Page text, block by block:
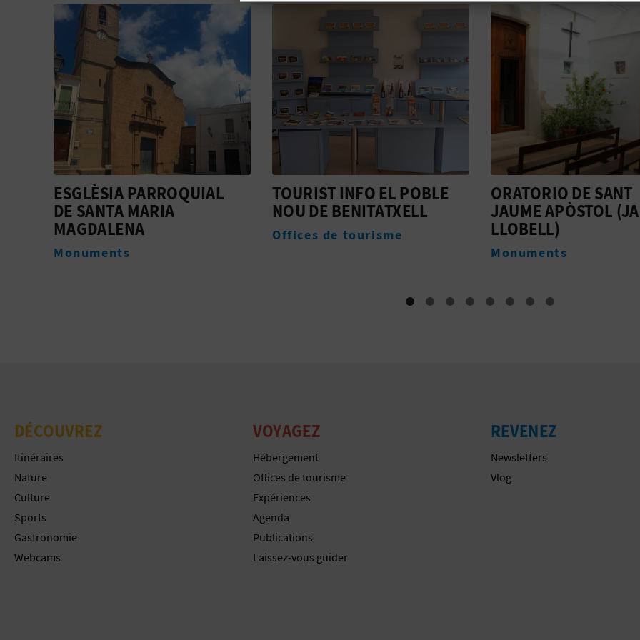
TOURIST INFO EL POBLE
NOU DE BENITATXELL
Offices de tourisme
ORATORIO DE SANT
JAUME APÒSTOL (JAIME
LLOBELL)
SERRA DE LA
Espaces naturels
DÉCOUVREZ
Itinéraires
Nature
Culture
Sports
Gastronomie
Webcams
VOYAGEZ
Hébergement
Offices de tourisme
Expériences
Agenda
Publications
Laissez-vous guider
REVENEZ
Newsletters
Vlog